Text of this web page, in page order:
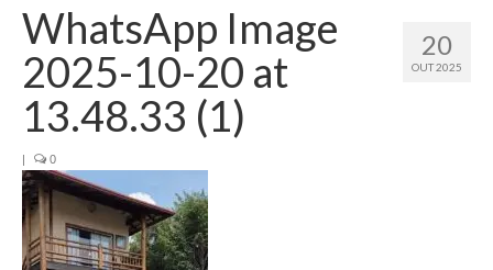
Fernando Fidelis
Café com Fidelis
Contato
Currículo
20
OUT 2025
WhatsApp Image
2025-10-20 at
13.48.33 (1)
| 0